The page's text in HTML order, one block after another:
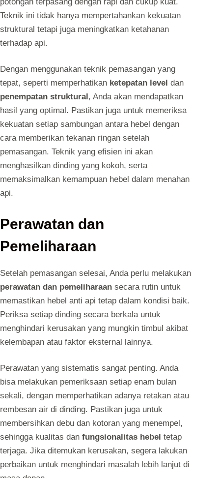
Teknik ini tidak hanya mempertahankan kekuatan
struktural tetapi juga meningkatkan ketahanan
terhadap api.
Dengan menggunakan teknik pemasangan yang
tepat, seperti memperhatikan ketepatan level dan
penempatan struktural, Anda akan mendapatkan
hasil yang optimal. Pastikan juga untuk memeriksa
kekuatan setiap sambungan antara hebel dengan
cara memberikan tekanan ringan setelah
pemasangan. Teknik yang efisien ini akan
menghasilkan dinding yang kokoh, serta
memaksimalkan kemampuan hebel dalam menahan
api.
Perawatan dan
Pemeliharaan
Setelah pemasangan selesai, Anda perlu melakukan
perawatan dan pemeliharaan secara rutin untuk
memastikan hebel anti api tetap dalam kondisi baik.
Periksa setiap dinding secara berkala untuk
menghindari kerusakan yang mungkin timbul akibat
kelembapan atau faktor eksternal lainnya.
Perawatan yang sistematis sangat penting. Anda
bisa melakukan pemeriksaan setiap enam bulan
sekali, dengan memperhatikan adanya retakan atau
rembesan air di dinding. Pastikan juga untuk
membersihkan debu dan kotoran yang menempel,
sehingga kualitas dan fungsionalitas hebel tetap
terjaga. Jika ditemukan kerusakan, segera lakukan
perbaikan untuk menghindari masalah lebih lanjut di